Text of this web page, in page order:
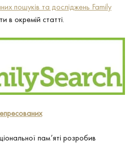
пошуків та досліджень Family
в окремій статті.
пам’яті розробив